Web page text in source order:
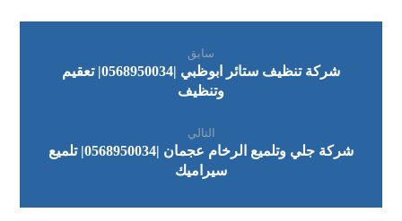
سابق
شركة تنظيف ستائر ابوظبي |0568950034| تعقيم
وتنظيف
التالي
شركة جلي وتلميع الرخام عجمان |0568950034| تلميع
سيراميك